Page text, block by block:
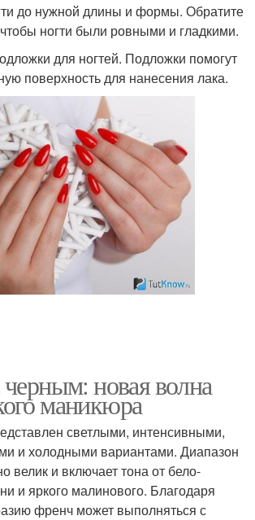
до нужной длины и формы. Обратите
ногти были ровными и гладкими.
для ногтей. Подложки помогут
поверхность для нанесения лака.
новая волна
маникюра
светлыми, интенсивными,
и холодными вариантами. Диапазон
велик и включает тона от бело-
и яркого малинового. Благодаря
френч может выполняться с